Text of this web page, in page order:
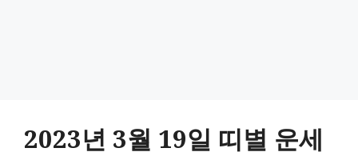
2023년 3월 19일 띠별 운세